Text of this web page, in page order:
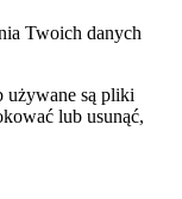
Twoich danych
używane są pliki
lub usunąć,